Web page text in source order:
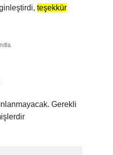
teşekkür
Gerekli